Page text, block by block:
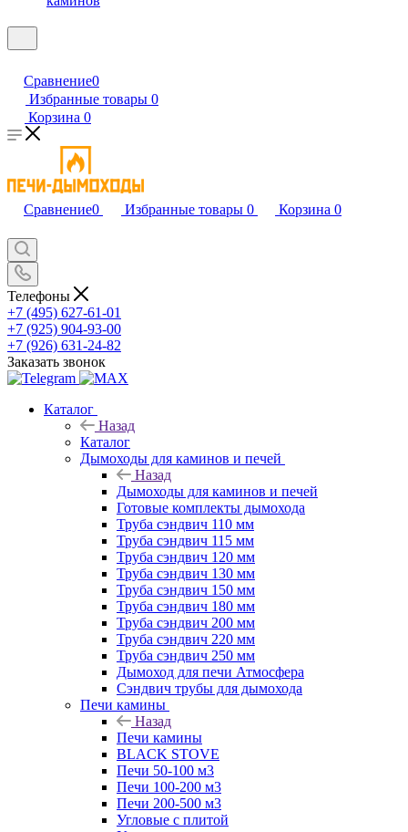
Сравнение0
Избранные товары 0
Корзина 0
Сравнение0 Избранные товары 0 Корзина 0
Телефоны
+7 (495) 627-61-01
+7 (925) 904-93-00
+7 (926) 631-24-82
Заказать звонок
Каталог
Назад
Каталог
Дымоходы для каминов и печей
Назад
Дымоходы для каминов и печей
Готовые комплекты дымохода
Труба сэндвич 110 мм
Труба сэндвич 115 мм
Труба сэндвич 120 мм
Труба сэндвич 130 мм
Труба сэндвич 150 мм
Труба сэндвич 180 мм
Труба сэндвич 200 мм
Труба сэндвич 220 мм
Труба сэндвич 250 мм
Дымоход для печи Атмосфера
Сэндвич трубы для дымохода
Печи камины
Назад
Печи камины
BLACK STOVE
Печи 50-100 м3
Печи 100-200 м3
Печи 200-500 м3
Угловые с плитой